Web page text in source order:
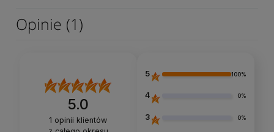
Opinie (1)
5.0
1 opinii klientów
5 100%
4 0%
3 0%